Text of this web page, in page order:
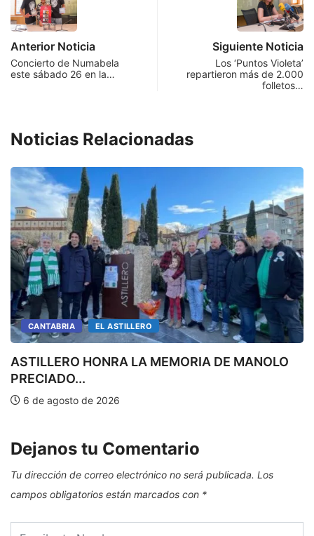
Anterior Noticia
Concierto de Numabela
este sábado 26 en la…
Siguiente Noticia
Los ‘Puntos Violeta’
repartieron más de 2.000
folletos…
Noticias Relacionadas
CANTABRIA EL ASTILLERO
ASTILLERO HONRA LA MEMORIA DE MANOLO
PRECIADO...
6 de agosto de 2026
Dejanos tu Comentario
Tu dirección de correo electrónico no será publicada. Los
campos obligatorios están marcados con *